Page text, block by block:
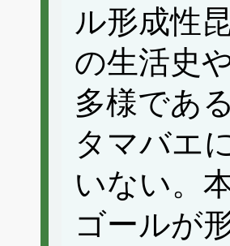
ル形成性
の生活史
多様であ
タマバエ
いない。
ゴールが